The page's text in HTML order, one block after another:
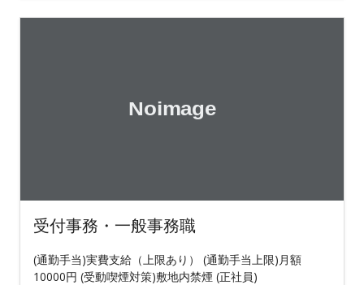
受付事務・一般事務職
(通勤手当)実費支給（上限あり） (通勤手当上限)月額
10000円 (受動喫煙対策)敷地内禁煙 (正社員)